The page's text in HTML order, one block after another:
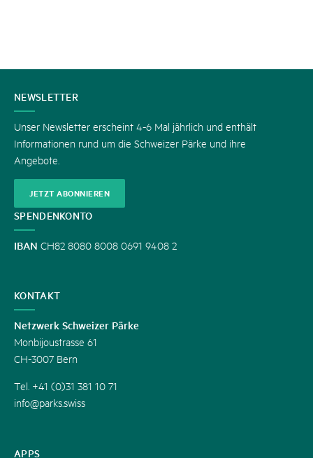
KONTAKT
APPS
NEWSLETTER
Unser Newsletter erscheint 4-6 Mal jährlich und enthält
Informationen rund um die Schweizer Pärke und ihre
Angebote.
JETZT ABONNIEREN
SPENDENKONTO
IBAN CH82 8080 8008 0691 9408 2
KONTAKT
Netzwerk Schweizer Pärke
Monbijoustrasse 61
CH-3007 Bern
Tel. +41 (0)31 381 10 71
info@parks.swiss